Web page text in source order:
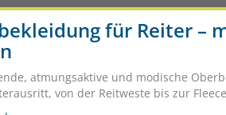
für Reiter –
atmungsaktive und modische
von der Reitweste bis zur